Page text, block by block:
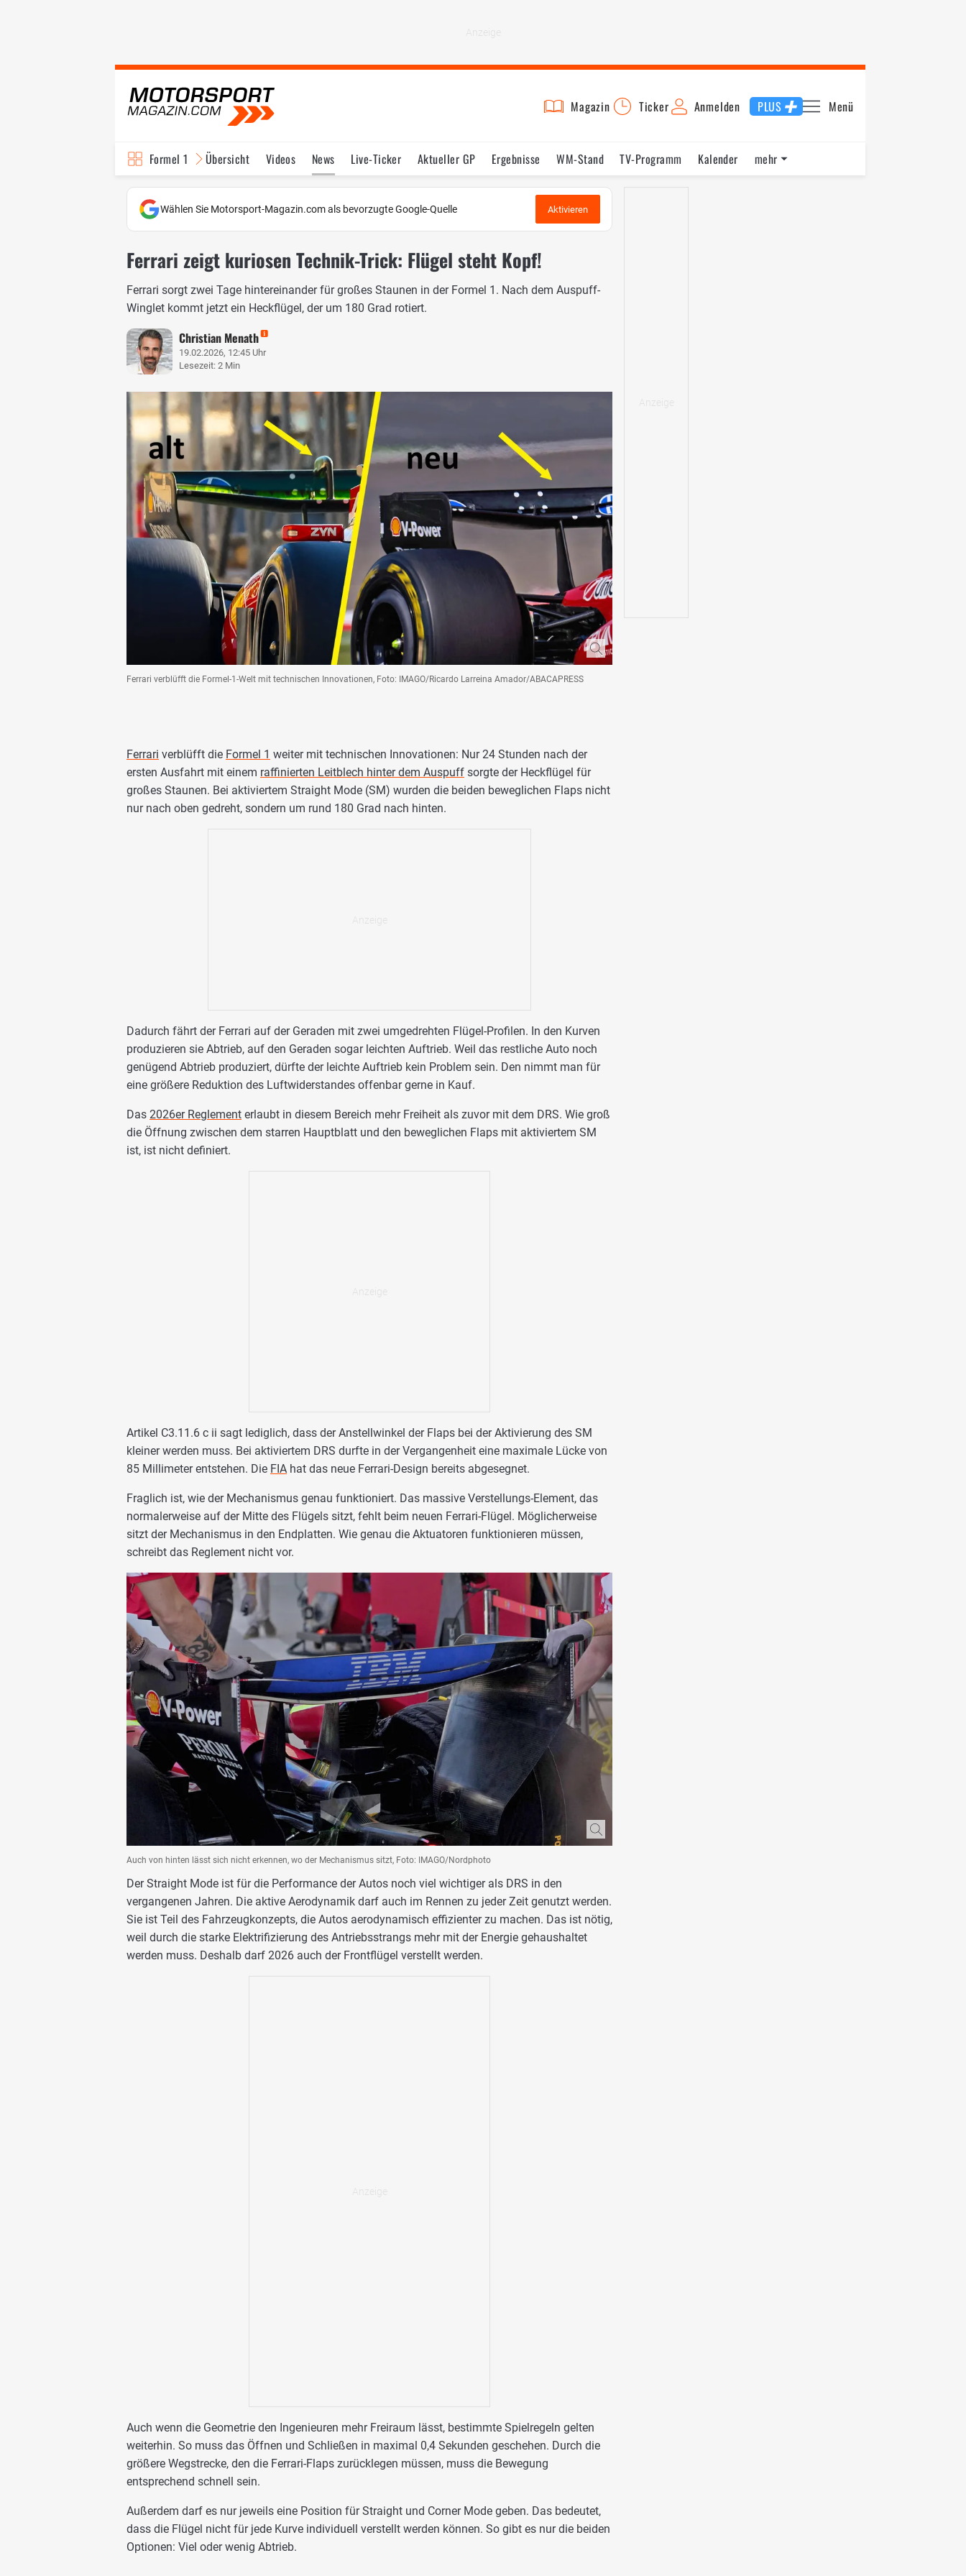
Magazin Ticker Anmelden PLUS Menü
Formel 1 Übersicht Videos News Live-Ticker Aktueller GP Ergebnisse WM-Stand TV-Programm
Kalender
Fahrer & Teams
Bilder Termine Statistik Testfahrten Reglement Lexikon
mehr
Wählen Sie Motorsport-Magazin.com als bevorzugte Google-Quelle Aktivieren
Ferrari zeigt kuriosen Technik-Trick: Flügel steht Kopf!
Ferrari sorgt zwei Tage hintereinander für großes Staunen in der Formel 1. Nach dem Auspuff-
Winglet kommt jetzt ein Heckflügel, der um 180 Grad rotiert.
Christian Menath
19.02.2026, 12:45 Uhr
Lesezeit: 2 Min
Ferrari verblüfft die Formel-1-Welt mit technischen Innovationen, Foto: IMAGO/Ricardo Larreina Amador/ABACAPRESS
Ferrari verblüfft die Formel 1 weiter mit technischen Innovationen: Nur 24 Stunden nach der
ersten Ausfahrt mit einem raffinierten Leitblech hinter dem Auspuff sorgte der Heckflügel für
großes Staunen. Bei aktiviertem Straight Mode (SM) wurden die beiden beweglichen Flaps nicht
nur nach oben gedreht, sondern um rund 180 Grad nach hinten.
Dadurch fährt der Ferrari auf der Geraden mit zwei umgedrehten Flügel-Profilen. In den Kurven
produzieren sie Abtrieb, auf den Geraden sogar leichten Auftrieb. Weil das restliche Auto noch
genügend Abtrieb produziert, dürfte der leichte Auftrieb kein Problem sein. Den nimmt man für
eine größere Reduktion des Luftwiderstandes offenbar gerne in Kauf.
Das 2026er Reglement erlaubt in diesem Bereich mehr Freiheit als zuvor mit dem DRS. Wie groß
die Öffnung zwischen dem starren Hauptblatt und den beweglichen Flaps mit aktiviertem SM
ist, ist nicht definiert.
Artikel C3.11.6 c ii sagt lediglich, dass der Anstellwinkel der Flaps bei der Aktivierung des SM
kleiner werden muss. Bei aktiviertem DRS durfte in der Vergangenheit eine maximale Lücke von
85 Millimeter entstehen. Die FIA hat das neue Ferrari-Design bereits abgesegnet.
Fraglich ist, wie der Mechanismus genau funktioniert. Das massive Verstellungs-Element, das
normalerweise auf der Mitte des Flügels sitzt, fehlt beim neuen Ferrari-Flügel. Möglicherweise
sitzt der Mechanismus in den Endplatten. Wie genau die Aktuatoren funktionieren müssen,
schreibt das Reglement nicht vor.
Auch von hinten lässt sich nicht erkennen, wo der Mechanismus sitzt, Foto: IMAGO/Nordphoto
Der Straight Mode ist für die Performance der Autos noch viel wichtiger als DRS in den
vergangenen Jahren. Die aktive Aerodynamik darf auch im Rennen zu jeder Zeit genutzt werden.
Sie ist Teil des Fahrzeugkonzepts, die Autos aerodynamisch effizienter zu machen. Das ist nötig,
weil durch die starke Elektrifizierung des Antriebsstrangs mehr mit der Energie gehaushaltet
werden muss. Deshalb darf 2026 auch der Frontflügel verstellt werden.
Auch wenn die Geometrie den Ingenieuren mehr Freiraum lässt, bestimmte Spielregeln gelten
weiterhin. So muss das Öffnen und Schließen in maximal 0,4 Sekunden geschehen. Durch die
größere Wegstrecke, den die Ferrari-Flaps zurücklegen müssen, muss die Bewegung
entsprechend schnell sein.
Außerdem darf es nur jeweils eine Position für Straight und Corner Mode geben. Das bedeutet,
dass die Flügel nicht für jede Kurve individuell verstellt werden können. So gibt es nur die beiden
Optionen: Viel oder wenig Abtrieb.